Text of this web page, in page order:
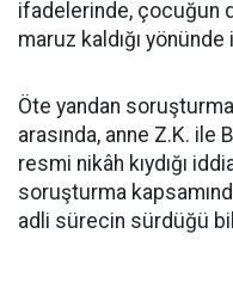
ifadelerinde, çocuğun
maruz kaldığı yönünde
Öte yandan
arasında, anne Z.K. ile
resmi nikâh kıydığı
soruşturma
adli sürecin sürdüğü